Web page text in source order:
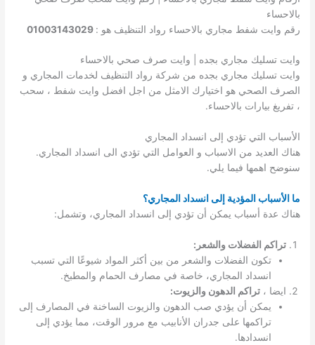
بالاحساء
رقم وايت شفط مجاري بالاحساء رواد التنظيف هو : 01003143029
وايت تسليك مجاري بجده | وايت صرف صحي بالاحساء
وايت تسليك مجاري بجده من شركة رواد التنظيف لخدمات المجاري و
الصرف الصحي هو اختيارك الامثل من اجل افضل وايت شفط ، سحب
، تفريغ بيارات بالاحساء.
الأسباب التي تؤدي إلى انسداد المجاري
هناك العديد من الاسباب و العوامل التي تؤدي الى انسداد المجاري.
سنوضح اهمها فيما يلي.
ما الأسباب المؤدية إلى انسداد المجاري؟
هناك عدة أسباب يمكن أن تؤدي إلى انسداد المجاري، وتشمل:
تراكم الفضلات والشعر:
تكون الفضلات والشعر من بين أكثر المواد شيوعًا التي تسبب
انسداد المجاري، خاصة في مصارف الحمام والمطبخ.
ايضا ،تراكم الدهون والزيوت:
يمكن أن يؤدي صب الدهون والزيوت الساخنة في المصارف إلى
تراكمها على جدران الأنابيب مع مرور الوقت، مما يؤدي إلى
انسدادها.